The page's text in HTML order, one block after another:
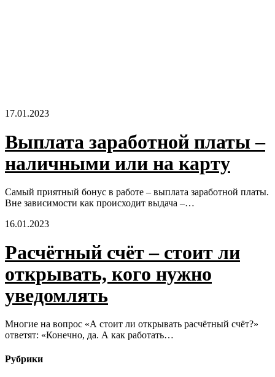
17.01.2023
Выплата заработной платы –
наличными или на карту
Самый приятный бонус в работе – выплата заработной платы.
Вне зависимости как происходит выдача –…
16.01.2023
Расчётный счёт – стоит ли
открывать, кого нужно
уведомлять
Многие на вопрос «А стоит ли открывать расчётный счёт?»
ответят: «Конечно, да. А как работать…
Рубрики